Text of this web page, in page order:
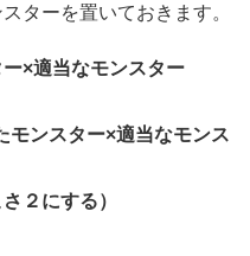
ターを置いておきます。
×適当なモンスター
モンスター×適当なモンス
２にする）